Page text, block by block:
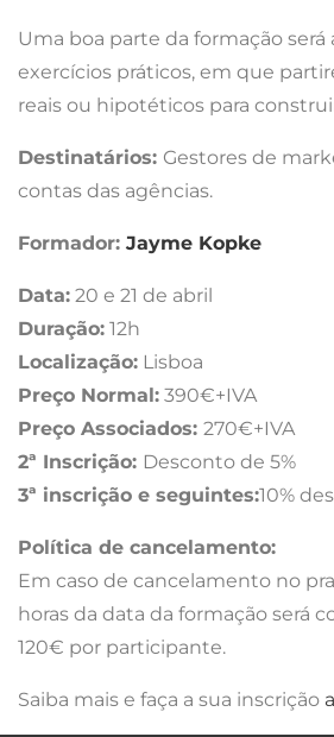
Uma boa parte da formação será
exercícios práticos, em que
reais ou hipotéticos para
Destinatários: Gestores de
contas das agências.
Formador: Jayme Kopke
Data: 20 e 21 de abril
Duração: 12h
Localização: Lisboa
Preço Normal: 390€+IVA
Preço Associados: 270€+IVA
2ª Inscrição: Desconto de 5%
3ª inscrição e seguintes:10%
Política de cancelamento:
Em caso de cancelamento no
horas da data da formação será
120€ por participante.
Saiba mais e faça a sua inscrição